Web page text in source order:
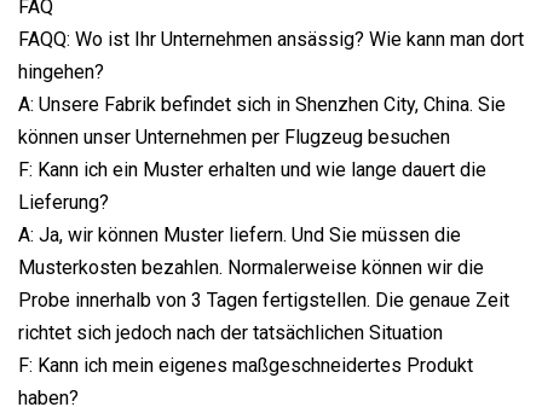
FAQ
FAQQ: Wo ist Ihr Unternehmen ansässig? Wie kann man dort
hingehen?
A: Unsere Fabrik befindet sich in Shenzhen City, China. Sie
können unser Unternehmen per Flugzeug besuchen
F: Kann ich ein Muster erhalten und wie lange dauert die
Lieferung?
A: Ja, wir können Muster liefern. Und Sie müssen die
Musterkosten bezahlen. Normalerweise können wir die
Probe innerhalb von 3 Tagen fertigstellen. Die genaue Zeit
richtet sich jedoch nach der tatsächlichen Situation
F: Kann ich mein eigenes maßgeschneidertes Produkt
haben?